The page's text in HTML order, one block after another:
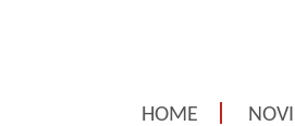
HOME